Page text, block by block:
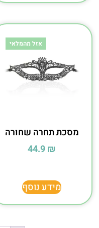
אזל מהמלאי
מסכת תחרה שחורה
44.9₪
מידע נוסף